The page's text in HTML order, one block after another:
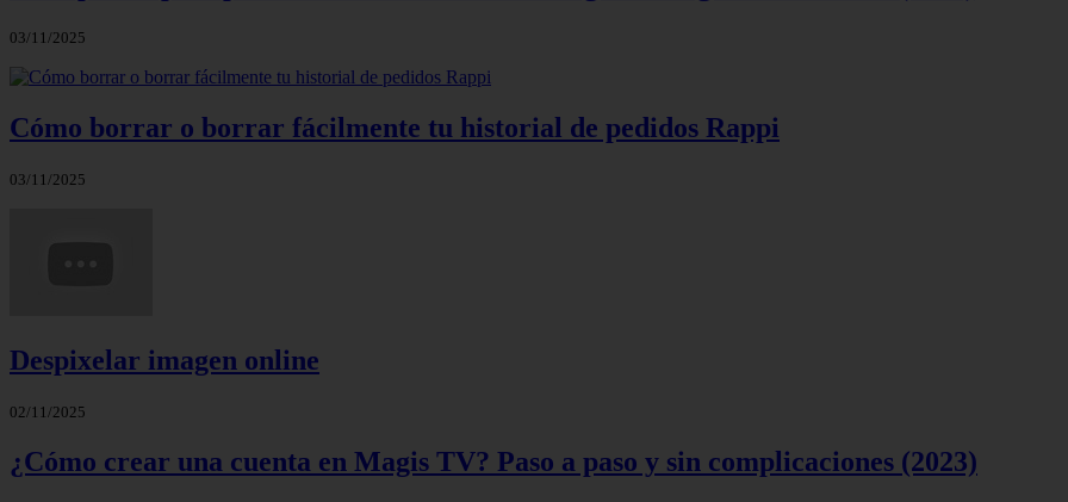
03/11/2025
Cómo borrar o borrar fácilmente tu historial de pedidos Rappi
03/11/2025
Despixelar imagen online
02/11/2025
¿Cómo crear una cuenta en Magis TV? Paso a paso y sin complicaciones (2023)